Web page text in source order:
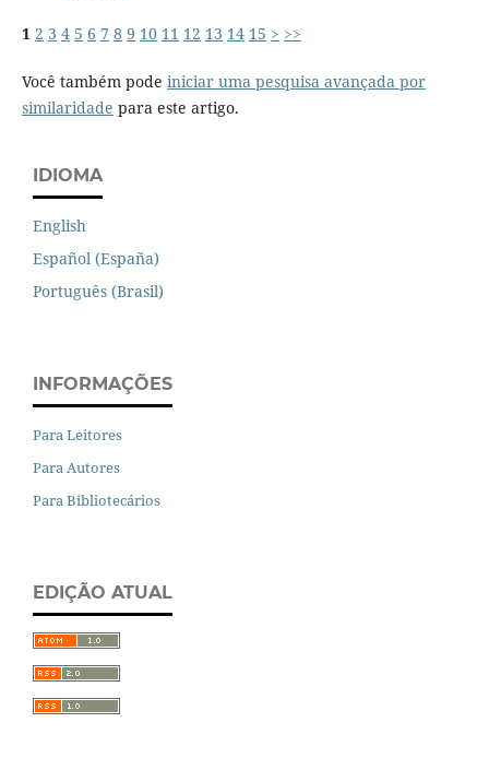
1 2 3 4 5 6 7 8 9 10 11 12 13 14 15 > >>
Você também pode iniciar uma pesquisa avançada por
similaridade para este artigo.
IDIOMA
English
Español (España)
Português (Brasil)
INFORMAÇÕES
Para Leitores
Para Autores
Para Bibliotecários
EDIÇÃO ATUAL